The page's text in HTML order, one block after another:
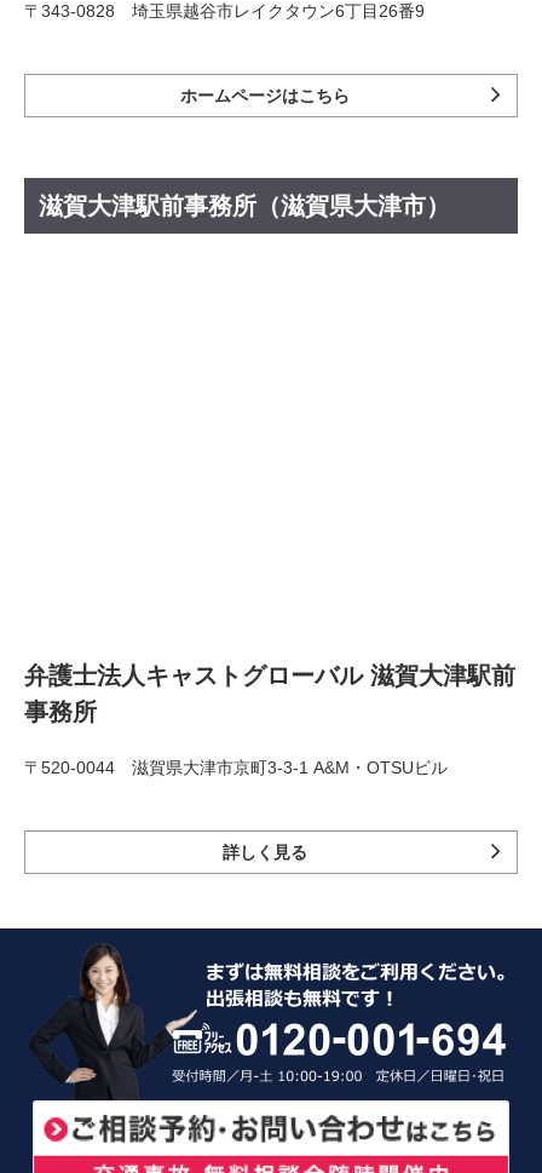
〒343-0828 埼玉県越谷市レイクタウン6丁目26番9
ホームページはこちら
滋賀大津駅前事務所（滋賀県大津市）
弁護士法人キャストグローバル 滋賀大津駅前
事務所
〒520-0044 滋賀県大津市京町3-3-1 A&M・OTSUビル
詳しく見る